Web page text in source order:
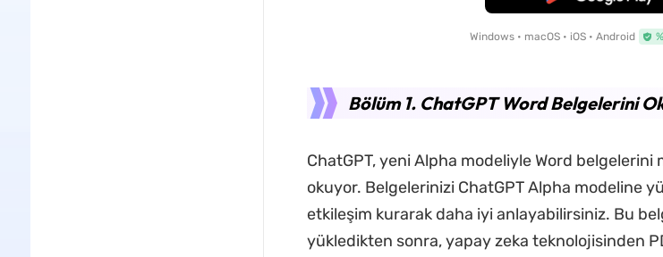
Windows • macOS • iOS • Android
Bölüm 1. ChatGPT Word Belgelerini
ChatGPT, yeni Alpha modeliyle Word
okuyor. Belgelerinizi ChatGPT Alpha modeline
etkileşim kurarak daha iyi anlayabilirsiniz. Bu
yükledikten sonra, yapay zeka teknolojisinden